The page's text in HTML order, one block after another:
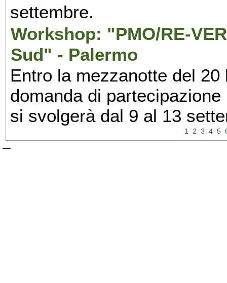
settembre.
Workshop: "PMO/RE-
Sud" - Palermo
Entro la mezzanotte del
domanda di
si svolgerà dal 9 al 13
1 2 3 4 5